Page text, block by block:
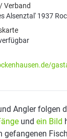
Verband
Alsenztal' 1937
Angler folgen
und ein Bild
gefangenen